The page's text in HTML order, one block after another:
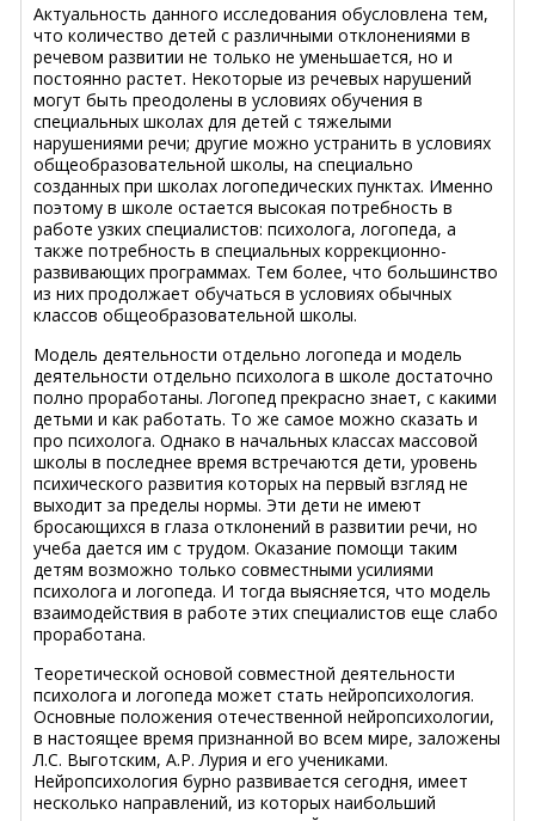
Актуальность данного исследования обусловлена тем,
что количество детей с различными отклонениями в
речевом развитии не только не уменьшается, но и
постоянно растет. Некоторые из речевых нарушений
могут быть преодолены в условиях обучения в
специальных школах для детей с тяжелыми
нарушениями речи; другие можно устранить в условиях
общеобразовательной школы, на специально
созданных при школах логопедических пунктах. Именно
поэтому в школе остается высокая потребность в
работе узких специалистов: психолога, логопеда, а
также потребность в специальных коррекционно-
развивающих программах. Тем более, что большинство
из них продолжает обучаться в условиях обычных
классов общеобразовательной школы.
Модель деятельности отдельно логопеда и модель
деятельности отдельно психолога в школе достаточно
полно проработаны. Логопед прекрасно знает, с какими
детьми и как работать. То же самое можно сказать и
про психолога. Однако в начальных классах массовой
школы в последнее время встречаются дети, уровень
психического развития которых на первый взгляд не
выходит за пределы нормы. Эти дети не имеют
бросающихся в глаза отклонений в развитии речи, но
учеба дается им с трудом. Оказание помощи таким
детям возможно только совместными усилиями
психолога и логопеда. И тогда выясняется, что модель
взаимодействия в работе этих специалистов еще слабо
проработана.
Теоретической основой совместной деятельности
психолога и логопеда может стать нейропсихология.
Основные положения отечественной нейропсихологии,
в настоящее время признанной во всем мире, заложены
Л.С. Выготским, А.Р. Лурия и его учениками.
Нейропсихология бурно развивается сегодня, имеет
несколько направлений, из которых наибольший